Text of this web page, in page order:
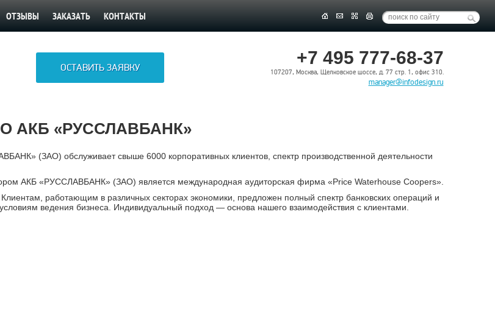
ОТЗЫВЫ ЗАКАЗАТЬ КОНТАКТЫ
+7 495 777-68-37
107207, Москва, Щелковское шоссе, д. 77 стр. 1, офис 310.
manager@infodesign.ru
ОСТАВИТЬ ЗАЯВКУ
АКБ «РУССЛАВБАНК»
(ЗАО) обслуживает свыше 6000 корпоративных клиентов, спектр производственной деятельности
АКБ «РУССЛАВБАНК» (ЗАО) является международная аудиторская фирма «Price Waterhouse Coopers».
работающим в различных секторах экономики, предложен полный спектр банковских операций и
ведения бизнеса. Индивидуальный подход — основа нашего взаимодействия с клиентами.